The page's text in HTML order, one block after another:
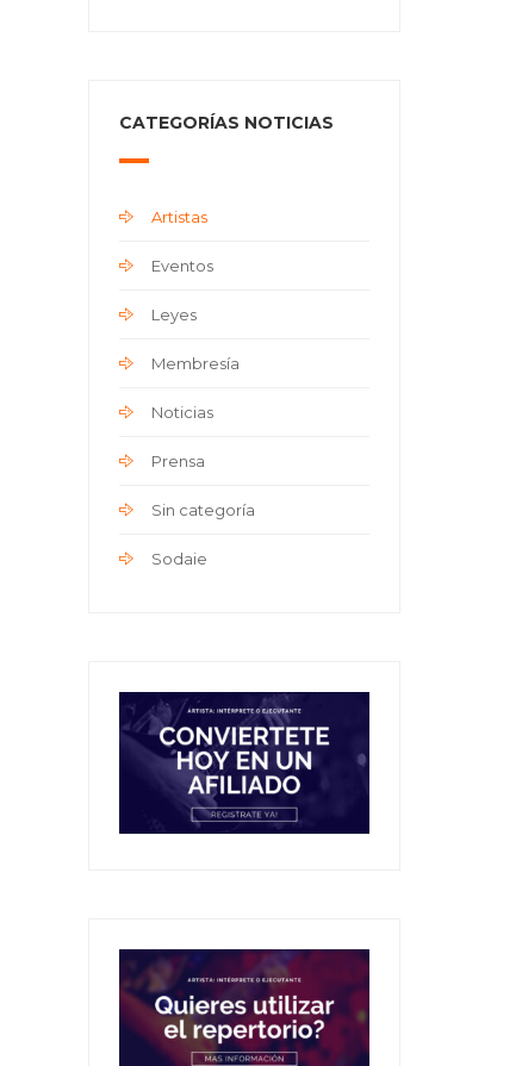
CATEGORÍAS NOTICIAS
Artistas
Eventos
Leyes
Membresía
Noticias
Prensa
Sin categoría
Sodaie